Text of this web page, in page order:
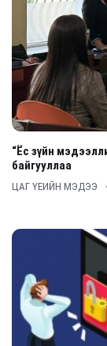
“Ёс зүйн
байгууллаа
ЦАГ ҮЕИЙН МЭДЭЭ